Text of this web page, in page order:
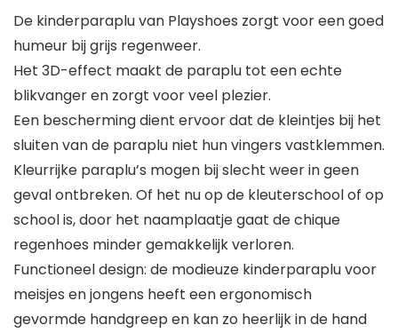
De kinderparaplu van Playshoes zorgt voor een goed
humeur bij grijs regenweer.
Het 3D-effect maakt de paraplu tot een echte
blikvanger en zorgt voor veel plezier.
Een bescherming dient ervoor dat de kleintjes bij het
sluiten van de paraplu niet hun vingers vastklemmen.
Kleurrijke paraplu’s mogen bij slecht weer in geen
geval ontbreken. Of het nu op de kleuterschool of op
school is, door het naamplaatje gaat de chique
regenhoes minder gemakkelijk verloren.
Functioneel design: de modieuze kinderparaplu voor
meisjes en jongens heeft een ergonomisch
gevormde handgreep en kan zo heerlijk in de hand